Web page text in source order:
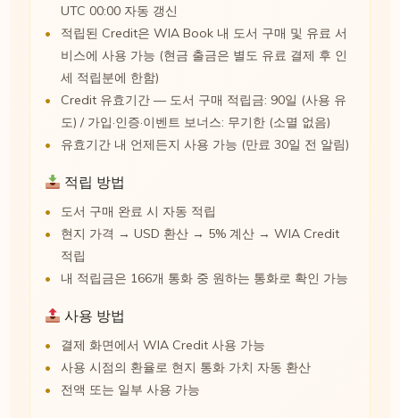
UTC 00:00 자동 갱신
적립된 Credit은 WIA Book 내 도서 구매 및 유료 서
비스에 사용 가능 (현금 출금은 별도 유료 결제 후 인
세 적립분에 한함)
Credit 유효기간 — 도서 구매 적립금: 90일 (사용 유
도) / 가입·인증·이벤트 보너스: 무기한 (소멸 없음)
유효기간 내 언제든지 사용 가능 (만료 30일 전 알림)
적립 방법
도서 구매 완료 시 자동 적립
현지 가격 → USD 환산 → 5% 계산 → WIA Credit
적립
내 적립금은 166개 통화 중 원하는 통화로 확인 가능
사용 방법
결제 화면에서 WIA Credit 사용 가능
사용 시점의 환율로 현지 통화 가치 자동 환산
전액 또는 일부 사용 가능